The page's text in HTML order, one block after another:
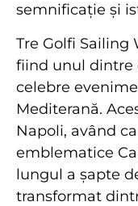
semnificație și
Tre Golfi Sailing
fiind unul dintre
celebre
Mediterană.
Napoli, având
emblematice
lungul a șapte
transformat